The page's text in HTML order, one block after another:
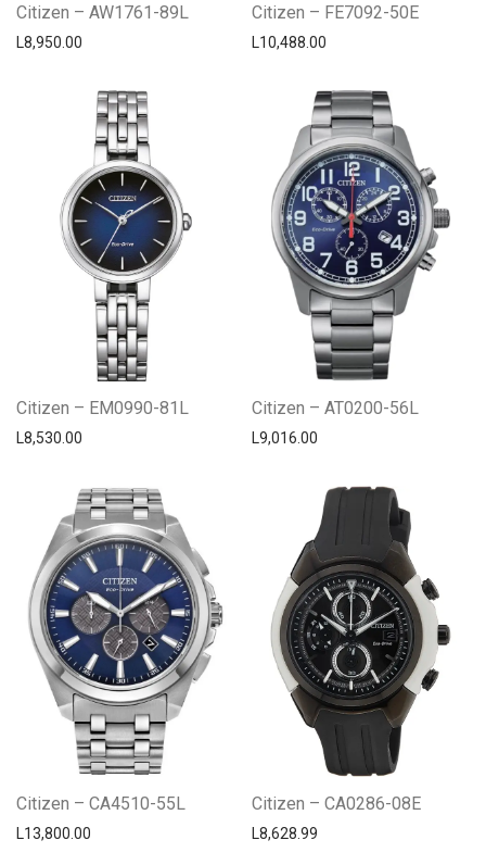
Citizen – AW1761-89L
L8,950.00
Citizen – FE7092-50E
L10,488.00
Citizen – EM0990-81L
L8,530.00
Citizen – AT0200-56L
L9,016.00
Citizen – CA4510-55L
L13,800.00
Citizen – CA0286-08E
L8,628.99